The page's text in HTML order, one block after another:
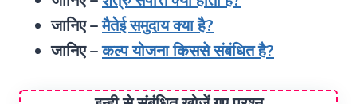
जानिए –मैतेई समुदाय क्या है?
जानिए –कल्प योजना किससे संबंधित है?